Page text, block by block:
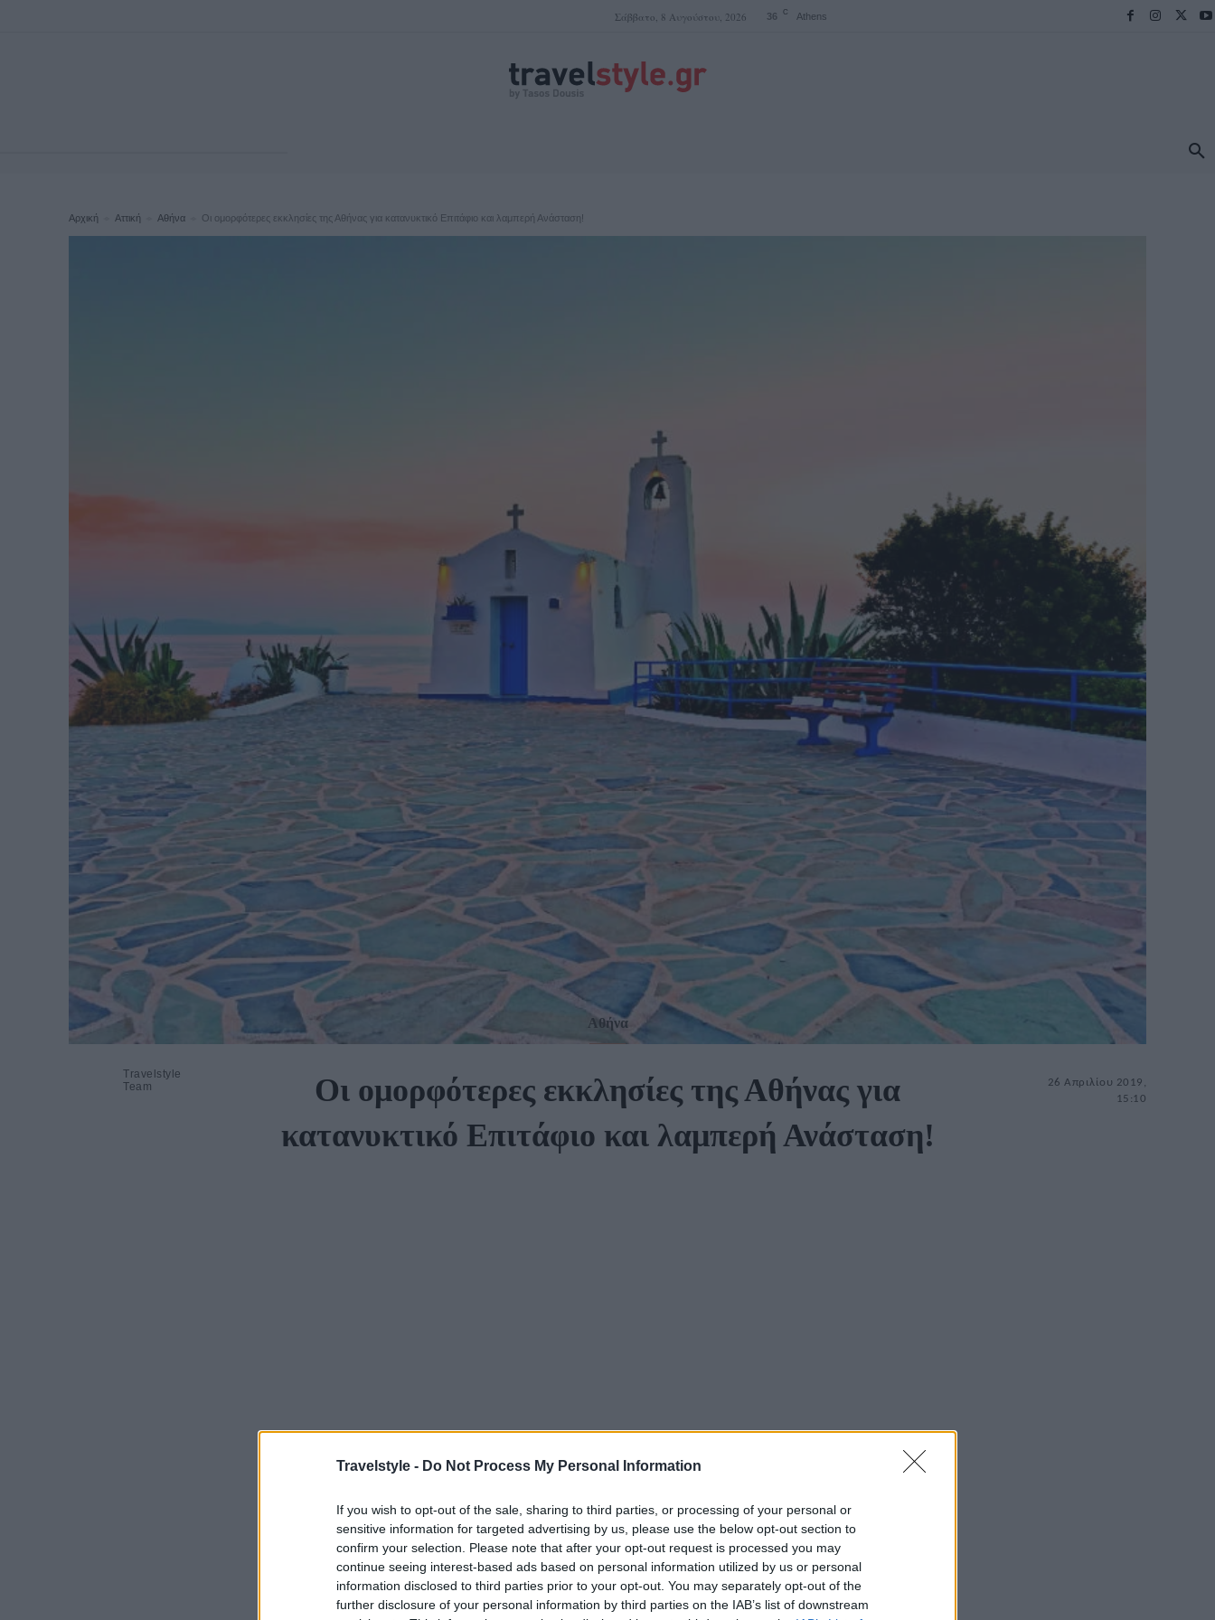
Travelstyle - Do Not Process My Personal Information
If you wish to opt-out of the sale, sharing to third parties, or processing of your personal or
sensitive information for targeted advertising by us, please use the below opt-out section to
confirm your selection. Please note that after your opt-out request is processed you may
continue seeing interest-based ads based on personal information utilized by us or personal
information disclosed to third parties prior to your opt-out. You may separately opt-out of the
further disclosure of your personal information by third parties on the IAB’s list of downstream
Σάββατο, 8 Αυγούστου, 2026 36 C Athens
Αρχική Αττική Αθήνα Οι ομορφότερες εκκλησίες της Αθήνας για κατανυκτικό Επιτάφιο και λαμπερή Ανάσταση!
Travelstyle
Team
Αθήνα
Οι ομορφότερες εκκλησίες της Αθήνας για
κατανυκτικό Επιτάφιο και λαμπερή Ανάσταση!
26 Απριλίου 2019,
15:10